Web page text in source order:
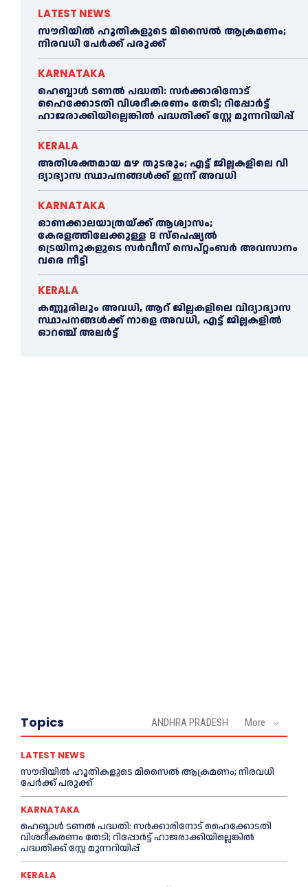
LATEST NEWS
സൗദിയിൽ ഹൂതികളുടെ മിസൈൽ ആക്രമണം;
നിരവധി പേർക്ക് പരുക്ക്
KARNATAKA
ഹെബ്ബാൾ ടണൽ പദ്ധതി: സർക്കാരിനോട്
ഹൈക്കോടതി വിശദീകരണം തേടി; റിപ്പോർട്ട്
ഹാജരാക്കിയില്ലെങ്കിൽ പദ്ധതിക്ക് സ്റ്റേ മുന്നറിയിപ്പ്
KERALA
അതിശക്തമായ മഴ തുടരും; എട്ട് ജി​ല്ല​ക​ളി​ലെ വി​
ദ്യാ​ഭ്യാ​സ സ്ഥാ​പ​ന​ങ്ങ​ൾ​ക്ക് ഇ​ന്ന് അ​വ​ധി
KARNATAKA
ഓണക്കാലയാത്രയ്ക്ക് ആശ്വാസം;
കേരളത്തിലേക്കുള്ള 8 സ്പെഷ്യൽ
ട്രെയിനുകളുടെ സർവീസ് സെപ്റ്റംബർ അവസാനം
വരെ നീട്ടി
KERALA
കണ്ണൂരിലും അവധി, ആറ് ജില്ലകളിലെ വിദ്യാഭ്യാസ
സ്ഥാപനങ്ങൾക്ക് നാളെ അവധി, എട്ട് ജില്ലകളിൽ
ഓറഞ്ച് അലർട്ട്
Topics ANDHRA PRADESH More
LATEST NEWS
സൗദിയിൽ ഹൂതികളുടെ മിസൈൽ ആക്രമണം; നിരവധി
പേർക്ക് പരുക്ക്
KARNATAKA
ഹെബ്ബാൾ ടണൽ പദ്ധതി: സർക്കാരിനോട് ഹൈക്കോടതി
വിശദീകരണം തേടി; റിപ്പോർട്ട് ഹാജരാക്കിയില്ലെങ്കിൽ
പദ്ധതിക്ക് സ്റ്റേ മുന്നറിയിപ്പ്
KERALA